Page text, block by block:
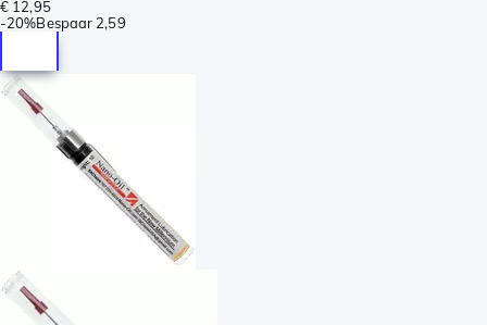
€ 12,95
-20%Bespaar 2,59